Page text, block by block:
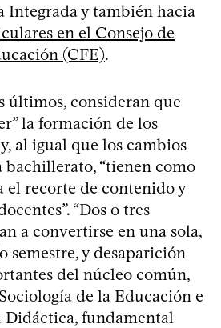
Integrada y también hacia
en el Consejo de
(CFE).
últimos, consideran que
la formación de los
al igual que los cambios
bachillerato, “tienen como
el recorte de contenido y
“Dos o tres
a convertirse en una sola,
semestre, y desaparición
del núcleo común,
de la Educación e
fundamental